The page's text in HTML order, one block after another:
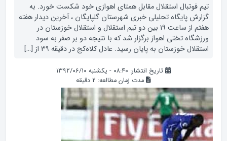
تيم فوتبال استقلال مقابل همتاي اهوازي خود شکست خورد. به
گزارش پایگاه تحلیلی خبری شهرستان گلپایگان ، آخرين ديدار هفته
هفتم از ساعت ۱۹ بين دو تيم استقلال و استقلال خوزستان در
ورزشگاه تختي اهواز برگزار شد که با نتيجه دو بر صفر به سود
استقلال خوزستان به پايان رسيد. عادل کلاه‌کج در دقيقه ۳۹ از […]
تاریخ انتشار: ۰۸:۴۰ - یکشنبه ۱۳۹۲/۰۶/۱۰
مدت زمان مطالعه: 2 دقیقه